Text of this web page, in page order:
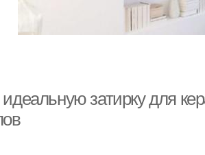
идеальную затирку для